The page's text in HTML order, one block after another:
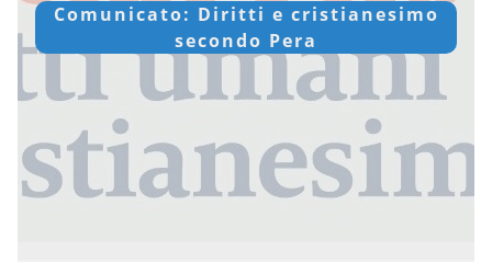
Comunicato: Diritti e cristianesimo
secondo Pera